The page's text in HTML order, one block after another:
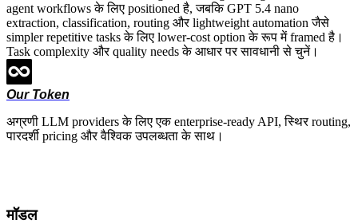
agent workflows के लिए positioned है, जबकि GPT 5.4 nano
extraction, classification, routing और lightweight automation जैसे
simpler repetitive tasks के लिए lower-cost option के रूप में framed है।
Task complexity और quality needs के आधार पर सावधानी से चुनें।
Our Token
अग्रणी LLM providers के लिए एक enterprise-ready API, स्थिर routing,
पारदर्शी pricing और वैश्विक उपलब्धता के साथ।
मॉडल